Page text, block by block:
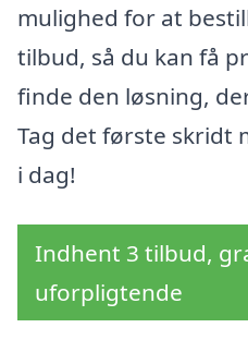
mulighed for at
tilbud, så du kan få
finde den løsning,
Tag det første skridt
i dag!
Indhent 3 tilbud,
uforpligtende